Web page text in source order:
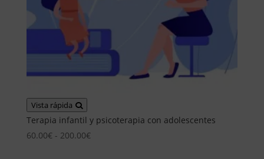
Vista rápida
Terapia infantil y psicoterapia con adolescentes
60.00€ - 200.00€Rango